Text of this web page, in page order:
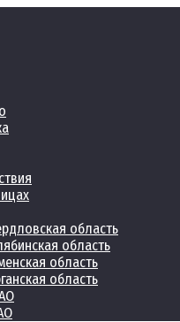
область
область
область
область